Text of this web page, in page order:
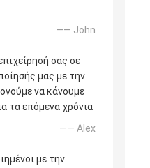
—— John
σας σε
μας με την
να κάνουμε
τα επόμενα χρόνια
—— Alex
με την